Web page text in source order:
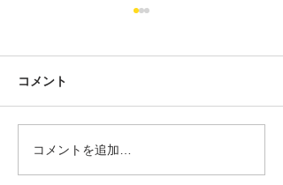
【F56/F55/F57】前期
MINIをLCI化！ヘッドライ
コメント
コメントを追加…